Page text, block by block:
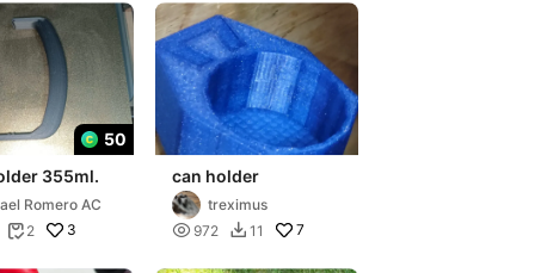
50
355ml.
Romero AC
 2 3
can holder
treximus
 972  11 7